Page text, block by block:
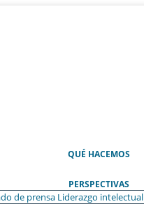
QUÉ HACEMOS
PERSPECTIVAS
de prensa Liderazgo intelectual